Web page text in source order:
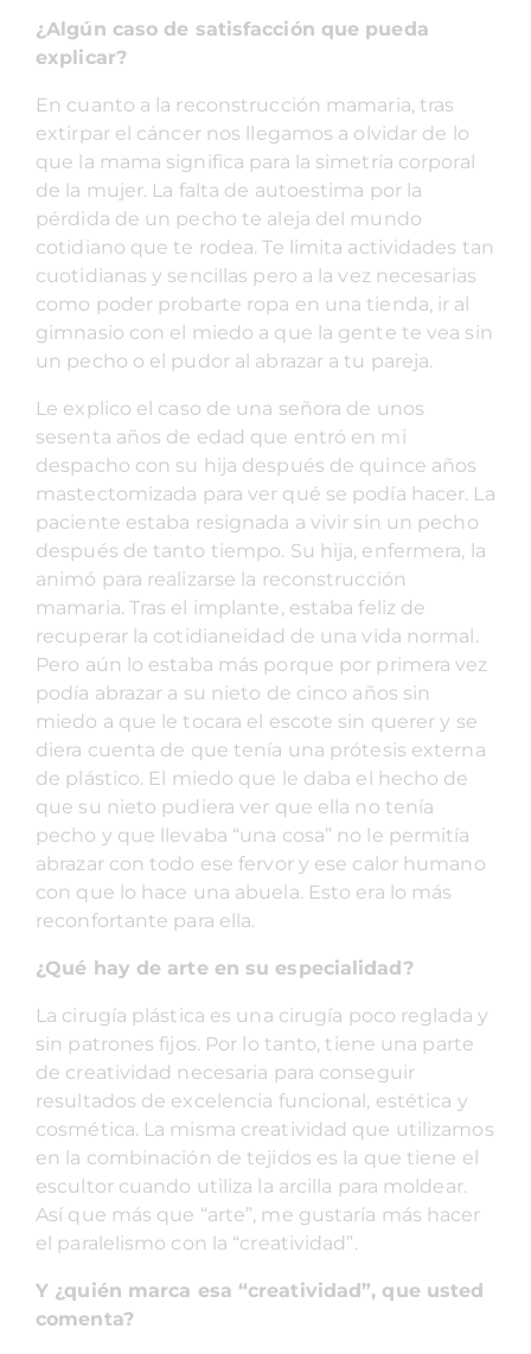
¿Algún caso de satisfacción que pueda
explicar?
En cuanto a la reconstrucción mamaria, tras
extirpar el cáncer nos llegamos a olvidar de lo
que la mama significa para la simetría corporal
de la mujer. La falta de autoestima por la
pérdida de un pecho te aleja del mundo
cotidiano que te rodea. Te limita actividades tan
cuotidianas y sencillas pero a la vez necesarias
como poder probarte ropa en una tienda, ir al
gimnasio con el miedo a que la gente te vea sin
un pecho o el pudor al abrazar a tu pareja.
Le explico el caso de una señora de unos
sesenta años de edad que entró en mi
despacho con su hija después de quince años
mastectomizada para ver qué se podía hacer. La
paciente estaba resignada a vivir sin un pecho
después de tanto tiempo. Su hija, enfermera, la
animó para realizarse la reconstrucción
mamaria. Tras el implante, estaba feliz de
recuperar la cotidianeidad de una vida normal.
Pero aún lo estaba más porque por primera vez
podía abrazar a su nieto de cinco años sin
miedo a que le tocara el escote sin querer y se
diera cuenta de que tenía una prótesis externa
de plástico. El miedo que le daba el hecho de
que su nieto pudiera ver que ella no tenía
pecho y que llevaba “una cosa” no le permitía
abrazar con todo ese fervor y ese calor humano
con que lo hace una abuela. Esto era lo más
reconfortante para ella.
¿Qué hay de arte en su especialidad?
La cirugía plástica es una cirugía poco reglada y
sin patrones fijos. Por lo tanto, tiene una parte
de creatividad necesaria para conseguir
resultados de excelencia funcional, estética y
cosmética. La misma creatividad que utilizamos
en la combinación de tejidos es la que tiene el
escultor cuando utiliza la arcilla para moldear.
Así que más que “arte”, me gustaría más hacer
el paralelismo con la “creatividad”.
Y ¿quién marca esa “creatividad”, que usted
comenta?